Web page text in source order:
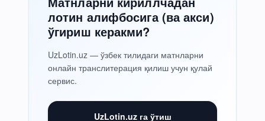
лотин алифбосига (ва акси)
ўгириш керакми?
UzLotin.uz — ўзбек тилидаги матнларни
онлайн транслитерация қилиш учун қулай
сервис.
UzLotin.uz га ўтиш